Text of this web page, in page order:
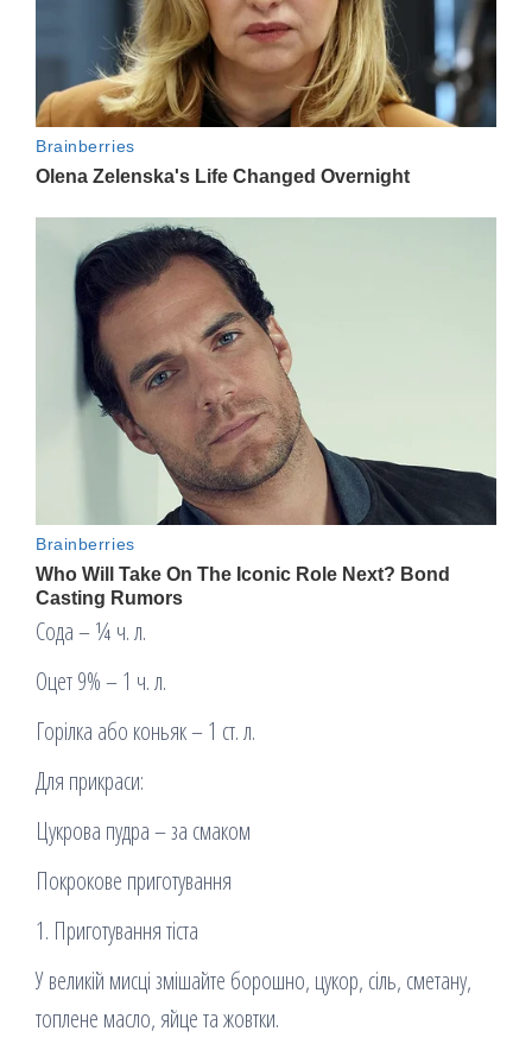
Сода – ¼ ч. л.
Оцет 9% – 1 ч. л.
Горілка або коньяк – 1 ст. л.
Для прикраси:
Цукрова пудра – за смаком
Покрокове приготування
1. Приготування тіста
У великій мисці змішайте борошно, цукор, сіль, сметану,
топлене масло, яйце та жовтки.